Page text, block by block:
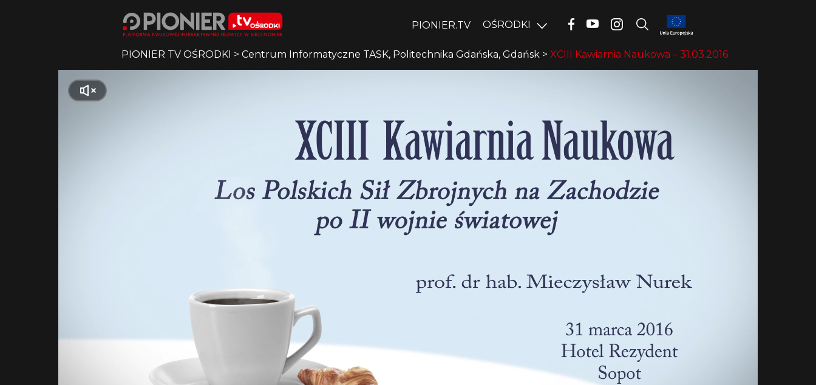
PIONIER.TV OŚRODKI
PIONIER TV OŚRODKI > Centrum Informatyczne TASK, Politechnika Gdańska, Gdańsk > XCIII Kawiarnia Naukowa – 31.03.2016